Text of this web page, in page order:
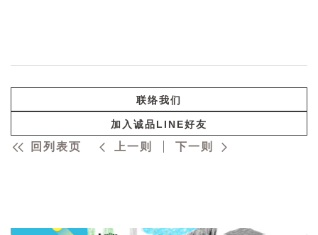
联络我们
加入诚品LINE好友
回列表页 上一则 下一则